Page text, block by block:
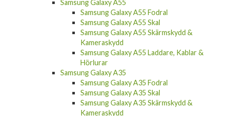
Samsung Galaxy A55
Samsung Galaxy A55 Fodral
Samsung Galaxy A55 Skal
Samsung Galaxy A55 Skärmskydd &
Kameraskydd
Samsung Galaxy A55 Laddare, Kablar &
Hörlurar
Samsung Galaxy A35
Samsung Galaxy A35 Fodral
Samsung Galaxy A35 Skal
Samsung Galaxy A35 Skärmskydd &
Kameraskydd